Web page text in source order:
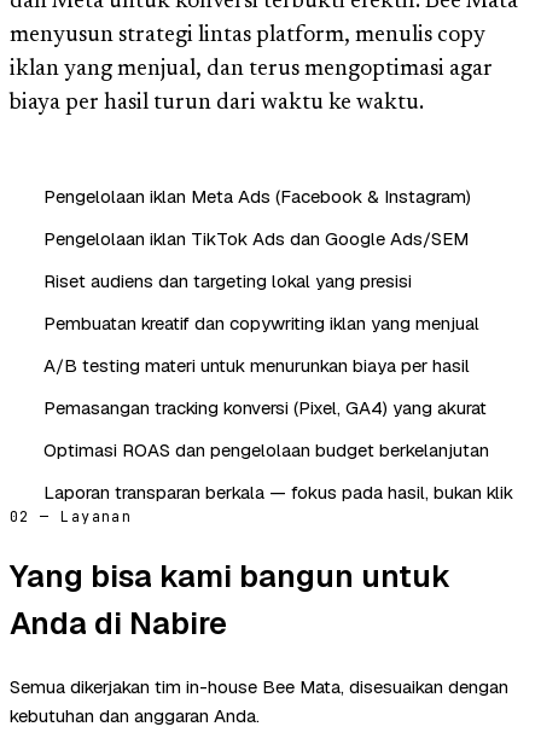
menyusun strategi lintas platform, menulis copy
iklan yang menjual, dan terus mengoptimasi agar
biaya per hasil turun dari waktu ke waktu.
Pengelolaan iklan Meta Ads (Facebook & Instagram)
Pengelolaan iklan TikTok Ads dan Google Ads/SEM
Riset audiens dan targeting lokal yang presisi
Pembuatan kreatif dan copywriting iklan yang menjual
A/B testing materi untuk menurunkan biaya per hasil
Pemasangan tracking konversi (Pixel, GA4) yang akurat
Optimasi ROAS dan pengelolaan budget berkelanjutan
Laporan transparan berkala — fokus pada hasil, bukan klik
02 — Layanan
Yang bisa kami bangun untuk
Anda di Nabire
Semua dikerjakan tim in-house Bee Mata, disesuaikan dengan
kebutuhan dan anggaran Anda.